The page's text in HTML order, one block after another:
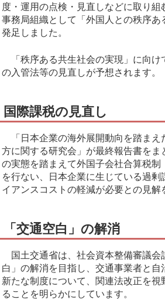
度・運用の点検・見直しなどに取り組
事務局組織として「外国人との秩序あ
発足しました。
「秩序ある共生社会の実現」に向け
の入管法等の見直しが予想されます。
国際課税の見直し
「日本企業の海外展開動向を踏まえ
方に関する研究会」が最終報告書をま
の実態を踏まえて外国子会社合算税制
を行ない、日本企業に生じている過剰
イアンスコストの軽減が必要との見解
「交通空白」の解消
国土交通省は、社会資本整備審議会
白」の解消を目指し、交通事業者と自
新たな制度について、関連法改正を視
ることを明らかにしています。